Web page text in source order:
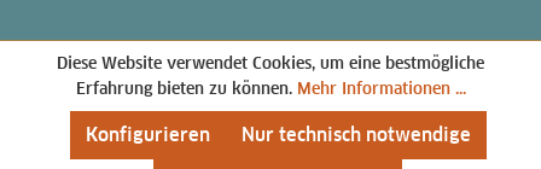
Diese Website verwendet Cookies, um eine bestmögliche
Erfahrung bieten zu können. Mehr Informationen ...
Nur technisch notwendige
Konfigurieren